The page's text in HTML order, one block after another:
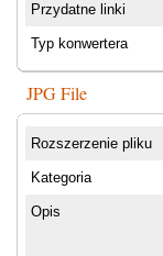
Przydatne linki
Typ konwertera
JPG File
Rozszerzenie pliku
Kategoria
Opis